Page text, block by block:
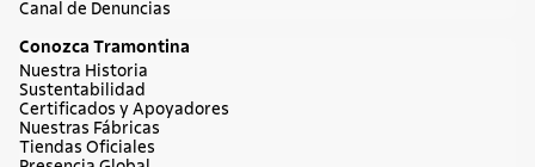
Canal de Denuncias
Conozca Tramontina
Nuestra Historia
Sustentabilidad
Certificados y Apoyadores
Nuestras Fábricas
Tiendas Oficiales